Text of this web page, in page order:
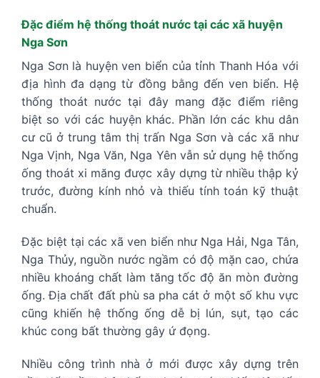
Đặc điểm hệ thống thoát nước tại các xã huyện
Nga Sơn
Nga Sơn là huyện ven biển của tỉnh Thanh Hóa với
địa hình đa dạng từ đồng bằng đến ven biển. Hệ
thống thoát nước tại đây mang đặc điểm riêng
biệt so với các huyện khác. Phần lớn các khu dân
cư cũ ở trung tâm thị trấn Nga Sơn và các xã như
Nga Vịnh, Nga Văn, Nga Yên vẫn sử dụng hệ thống
ống thoát xi măng được xây dựng từ nhiều thập kỷ
trước, đường kính nhỏ và thiếu tính toán kỹ thuật
chuẩn.
Đặc biệt tại các xã ven biển như Nga Hải, Nga Tân,
Nga Thủy, nguồn nước ngầm có độ mặn cao, chứa
nhiều khoáng chất làm tăng tốc độ ăn mòn đường
ống. Địa chất đất phù sa pha cát ở một số khu vực
cũng khiến hệ thống ống dễ bị lún, sụt, tạo các
khúc cong bất thường gây ứ đọng.
Nhiều công trình nhà ở mới được xây dựng trên